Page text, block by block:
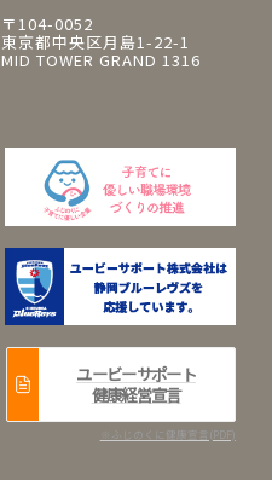
〒104-0052
東京都中央区月島1-22-1
MID TOWER GRAND 1316
ユービーサポート
健康経営宣言
※ふじのくに健康宣言(PDF)